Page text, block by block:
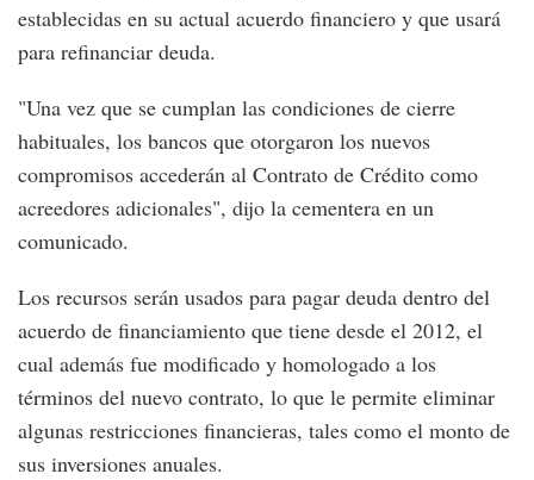
establecidas en su actual acuerdo financiero y que usará
para refinanciar deuda.
"Una vez que se cumplan las condiciones de cierre
habituales, los bancos que otorgaron los nuevos
compromisos accederán al Contrato de Crédito como
acreedores adicionales", dijo la cementera en un
comunicado.
Los recursos serán usados para pagar deuda dentro del
acuerdo de financiamiento que tiene desde el 2012, el
cual además fue modificado y homologado a los
términos del nuevo contrato, lo que le permite eliminar
algunas restricciones financieras, tales como el monto de
sus inversiones anuales.